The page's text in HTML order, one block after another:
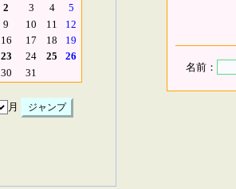
2 3 4
5
9 10 11
12
16 17 18
19
23 24 25
26
30 31
月
名前：